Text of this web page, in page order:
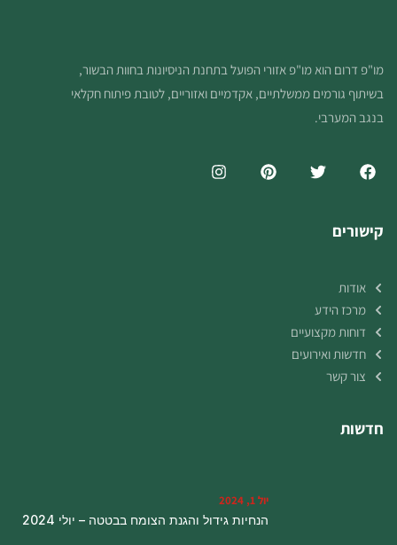
מו"פ דרום הוא מו"פ אזורי הפועל בתחנת הניסיונות בחוות הבשור,
בשיתוף גורמים ממשלתיים, אקדמיים ואזוריים, לטובת פיתוח חקלאי
בנגב המערבי.
קישורים
אודות
מרכז הידע
דוחות מקצועיים
חדשות ואירועים
צור קשר
חדשות
יול 1, 2024
הנחיות גידול והגנת הצומח בבטטה – יולי 2024